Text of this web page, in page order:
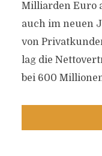
Milliarden Euro
auch im neuen
von
lag die
bei 600